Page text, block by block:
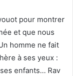
pour montrer
et que nous
homme ne fait
à ses yeux :
enfants… Rav